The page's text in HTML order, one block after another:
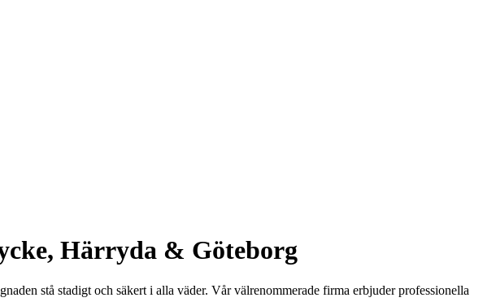
Härryda & Göteborg
stå stadigt och säkert i alla väder. Vår välrenommerade firma erbjuder professionella